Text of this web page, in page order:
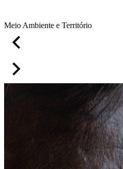
Meio Ambiente e Território